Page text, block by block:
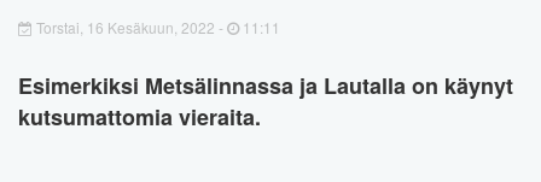
Torstai, 16 Kesäkuun, 2022 - 11:11
Esimerkiksi Metsälinnassa ja Lautalla on käynyt
kutsumattomia vieraita.